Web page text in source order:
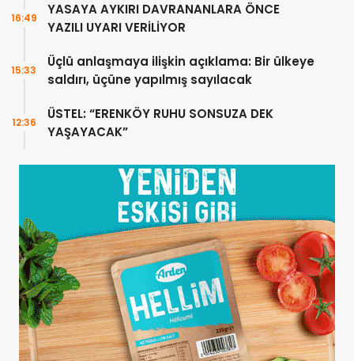
YASAYA AYKIRI DAVRANANLARA ÖNCE
YAZILI UYARI VERİLİYOR
16:49
Üçlü anlaşmaya ilişkin açıklama: Bir ülkeye
saldırı, üçüne yapılmış sayılacak
15:33
ÜSTEL: “ERENKÖY RUHU SONSUZA DEK
YAŞAYACAK”
12:36